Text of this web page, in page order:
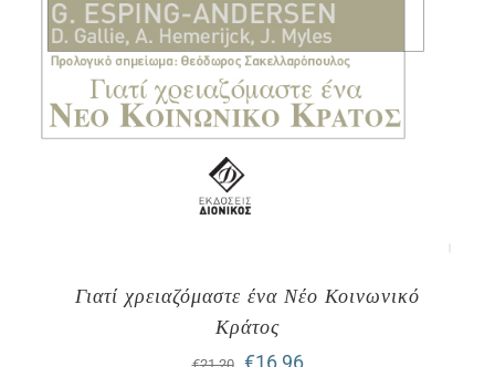
Γιατί χρειαζόμαστε ένα Νέο Κοινωνικό
Κράτος
OriginalΗ